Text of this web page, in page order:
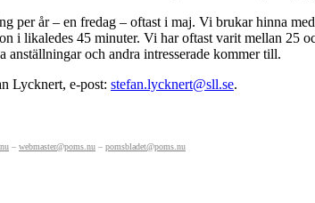
per år – en fredag – oftast i maj. Vi brukar hinna
i likaledes 45 minuter. Vi har oftast varit mellan 25
anställningar och andra intresserade kommer till.
Lycknert, e-post: stefan.lycknert@sll.se.
– webmaster@poms.nu – pomsbladet@poms.nu